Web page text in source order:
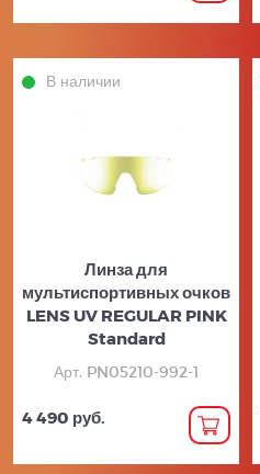
В наличии
Линза для
мультиспортивных очков
LENS UV REGULAR PINK
Standard
Арт. PN05210-992-1
4 490 руб.